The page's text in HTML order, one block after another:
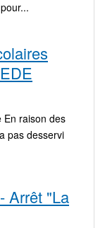
En raison des
pas desservi
Arrêt "La